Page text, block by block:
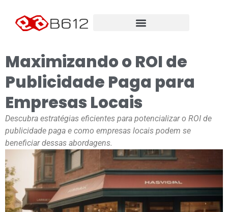
Maximizando o ROI de
Publicidade Paga para
Empresas Locais
Descubra estratégias eficientes para potencializar o ROI de
publicidade paga e como empresas locais podem se
beneficiar dessas abordagens.